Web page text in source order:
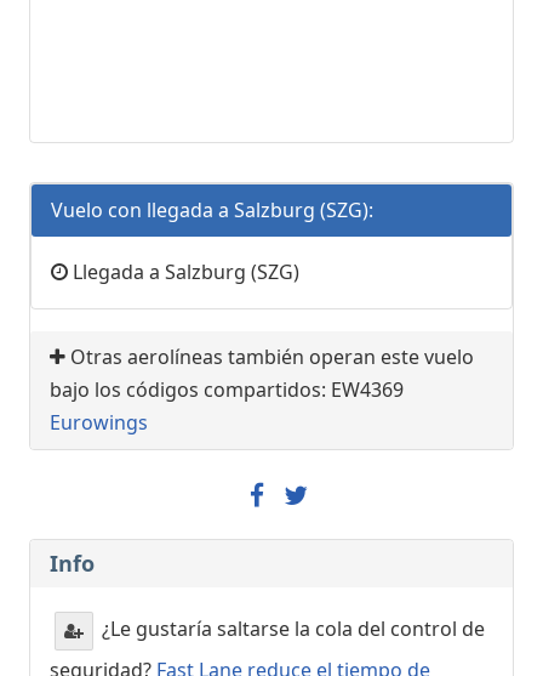
Vuelo con llegada a Salzburg (SZG):
Llegada a Salzburg (SZG)
Otras aerolíneas también operan este vuelo
bajo los códigos compartidos: EW4369
Eurowings
Info
¿Le gustaría saltarse la cola del control de
seguridad? Fast Lane reduce el tiempo de